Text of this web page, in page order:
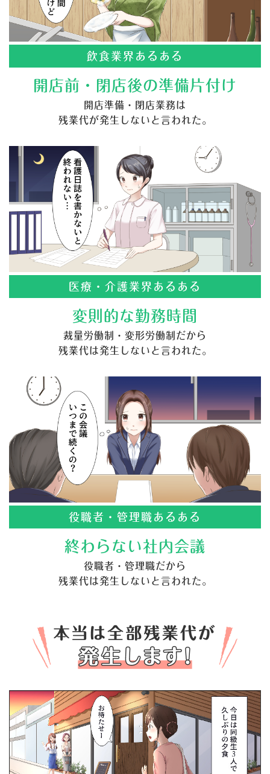
飲食業界あるある
開店前・閉店後の準備片付け
開店準備・閉店業務は
残業代が発生しないと言われた。
医療・介護業界あるある
変則的な勤務時間
裁量労働制・変形労働制だから
残業代は発生しないと言われた。
役職者・管理職あるある
終わらない社内会議
役職者・管理職だから
残業代は発生しないと言われた。